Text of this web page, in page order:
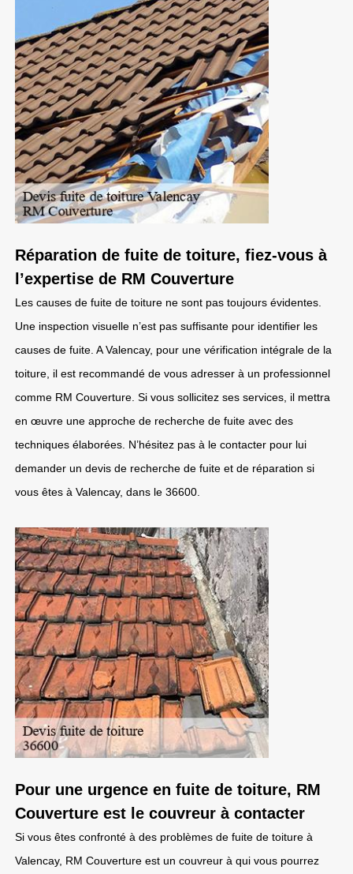
Réparation de fuite de toiture, fiez-vous à
l’expertise de RM Couverture
Les causes de fuite de toiture ne sont pas toujours évidentes.
Une inspection visuelle n’est pas suffisante pour identifier les
causes de fuite. A Valencay, pour une vérification intégrale de la
toiture, il est recommandé de vous adresser à un professionnel
comme RM Couverture. Si vous sollicitez ses services, il mettra
en œuvre une approche de recherche de fuite avec des
techniques élaborées. N’hésitez pas à le contacter pour lui
demander un devis de recherche de fuite et de réparation si
vous êtes à Valencay, dans le 36600.
Pour une urgence en fuite de toiture, RM
Couverture est le couvreur à contacter
Si vous êtes confronté à des problèmes de fuite de toiture à
Valencay, RM Couverture est un couvreur à qui vous pourrez